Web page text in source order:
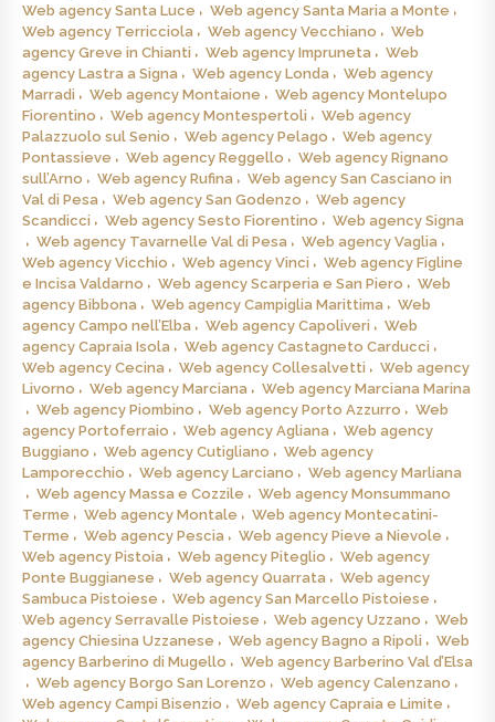
Web agency Santa Luce
Web agency Santa Maria a Monte
Web agency Terricciola
Web agency Vecchiano
Web
agency Greve in Chianti
Web agency Impruneta
Web
agency Lastra a Signa
Web agency Londa
Web agency
Marradi
Web agency Montaione
Web agency Montelupo
Fiorentino
Web agency Montespertoli
Web agency
Palazzuolo sul Senio
Web agency Pelago
Web agency
Pontassieve
Web agency Reggello
Web agency Rignano
sull’Arno
Web agency Rufina
Web agency San Casciano in
Val di Pesa
Web agency San Godenzo
Web agency
Scandicci
Web agency Sesto Fiorentino
Web agency Signa
Web agency Tavarnelle Val di Pesa
Web agency Vaglia
Web agency Vicchio
Web agency Vinci
Web agency Figline
e Incisa Valdarno
Web agency Scarperia e San Piero
Web
agency Bibbona
Web agency Campiglia Marittima
Web
agency Campo nell’Elba
Web agency Capoliveri
Web
agency Capraia Isola
Web agency Castagneto Carducci
Web agency Cecina
Web agency Collesalvetti
Web agency
Livorno
Web agency Marciana
Web agency Marciana Marina
Web agency Piombino
Web agency Porto Azzurro
Web
agency Portoferraio
Web agency Agliana
Web agency
Buggiano
Web agency Cutigliano
Web agency
Lamporecchio
Web agency Larciano
Web agency Marliana
Web agency Massa e Cozzile
Web agency Monsummano
Terme
Web agency Montale
Web agency Montecatini-
Terme
Web agency Pescia
Web agency Pieve a Nievole
Web agency Pistoia
Web agency Piteglio
Web agency
Ponte Buggianese
Web agency Quarrata
Web agency
Sambuca Pistoiese
Web agency San Marcello Pistoiese
Web agency Serravalle Pistoiese
Web agency Uzzano
Web
agency Chiesina Uzzanese
Web agency Bagno a Ripoli
Web
agency Barberino di Mugello
Web agency Barberino Val d’Elsa
Web agency Borgo San Lorenzo
Web agency Calenzano
Web agency Campi Bisenzio
Web agency Capraia e Limite